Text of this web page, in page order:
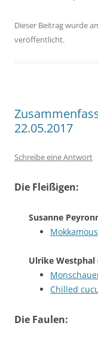
Dieser Beitrag wurde
veröffentlicht.
22.05.2017
Schreibe eine Antwort
Die Fleißigen:
Susanne
Ulrike Westphal
Chilled
Die Faulen: